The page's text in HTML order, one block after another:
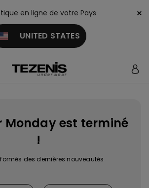
Monday est terminé
!
des dernières nouveautés
en ligne de votre Pays
UNITED STATES
×